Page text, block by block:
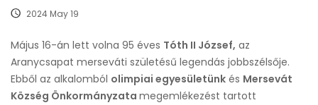
2024 May 19
Május 16-án lett volna 95 éves Tóth II József, az
Aranycsapat merseváti születésű legendás jobbszélsője.
Ebből az alkalomból olimpiai egyesületünk és Mersevát
Község Önkormányzata megemlékezést tartott